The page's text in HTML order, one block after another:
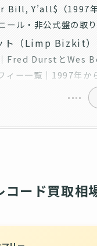
Y’all$（1997年
ール・非公式盤の取
ト（Limp Bizkit）
Fred DurstとWes
ィー一覧｜1997年
コード買取相